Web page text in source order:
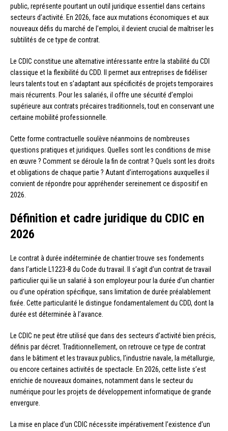
public, représente pourtant un outil juridique essentiel dans certains
secteurs d’activité. En 2026, face aux mutations économiques et aux
nouveaux défis du marché de l’emploi, il devient crucial de maîtriser les
subtilités de ce type de contrat.
Le CDIC constitue une alternative intéressante entre la stabilité du CDI
classique et la flexibilité du CDD. Il permet aux entreprises de fidéliser
leurs talents tout en s’adaptant aux spécificités de projets temporaires
mais récurrents. Pour les salariés, il offre une sécurité d’emploi
supérieure aux contrats précaires traditionnels, tout en conservant une
certaine mobilité professionnelle.
Cette forme contractuelle soulève néanmoins de nombreuses
questions pratiques et juridiques. Quelles sont les conditions de mise
en œuvre ? Comment se déroule la fin de contrat ? Quels sont les droits
et obligations de chaque partie ? Autant d’interrogations auxquelles il
convient de répondre pour appréhender sereinement ce dispositif en
2026.
Définition et cadre juridique du CDIC en
2026
Le contrat à durée indéterminée de chantier trouve ses fondements
dans l’article L1223-8 du Code du travail. Il s’agit d’un contrat de travail
particulier qui lie un salarié à son employeur pour la durée d’un chantier
ou d’une opération spécifique, sans limitation de durée préalablement
fixée. Cette particularité le distingue fondamentalement du CDD, dont la
durée est déterminée à l’avance.
Le CDIC ne peut être utilisé que dans des secteurs d’activité bien précis,
définis par décret. Traditionnellement, on retrouve ce type de contrat
dans le bâtiment et les travaux publics, l’industrie navale, la métallurgie,
ou encore certaines activités de spectacle. En 2026, cette liste s’est
enrichie de nouveaux domaines, notamment dans le secteur du
numérique pour les projets de développement informatique de grande
envergure.
La mise en place d’un CDIC nécessite impérativement l’existence d’un